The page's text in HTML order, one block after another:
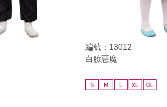
編號：13012
白臉惡魔
S M L XL GL